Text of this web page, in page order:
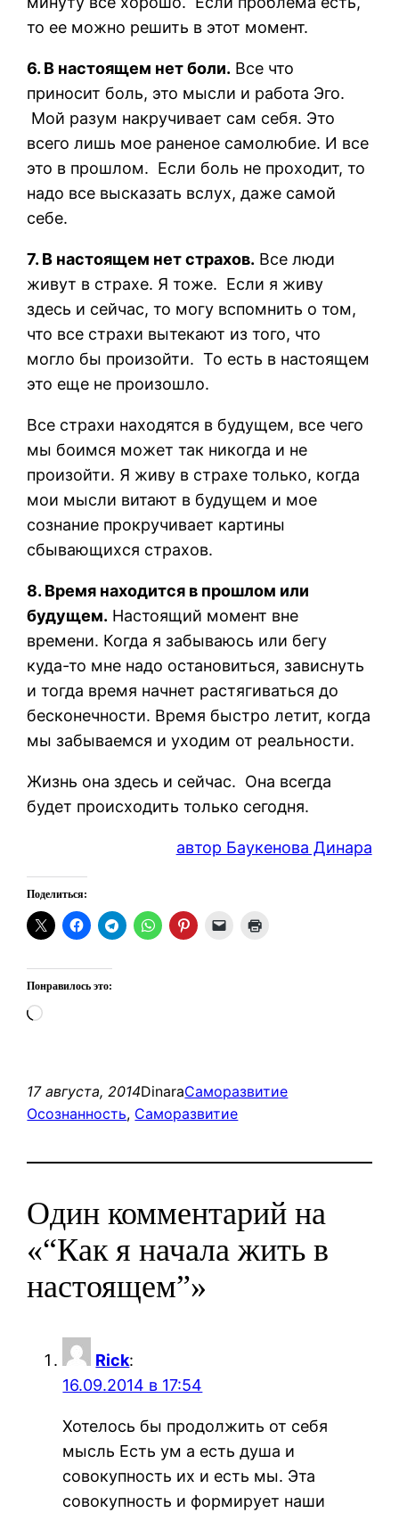
то ее можно решить в этот момент.
6. В настоящем нет боли. Все что
приносит боль, это мысли и работа Эго.
Мой разум накручивает сам себя. Это
всего лишь мое раненое самолюбие. И все
это в прошлом. Если боль не проходит, то
надо все высказать вслух, даже самой
себе.
7. В настоящем нет страхов. Все люди
живут в страхе. Я тоже. Если я живу
здесь и сейчас, то могу вспомнить о том,
что все страхи вытекают из того, что
могло бы произойти. То есть в настоящем
это еще не произошло.
Все страхи находятся в будущем, все чего
мы боимся может так никогда и не
произойти. Я живу в страхе только, когда
мои мысли витают в будущем и мое
сознание прокручивает картины
сбывающихся страхов.
8. Время находится в прошлом или
будущем. Настоящий момент вне
времени. Когда я забываюсь или бегу
куда-то мне надо остановиться, зависнуть
и тогда время начнет растягиваться до
бесконечности. Время быстро летит, когда
мы забываемся и уходим от реальности.
Жизнь она здесь и сейчас. Она всегда
будет происходить только сегодня.
автор Баукенова Динара
Поделиться:
Понравилось это:
Загрузка…
17 августа, 2014DinaraСаморазвитие
Осознанность, Саморазвитие
Один комментарий на
«“Как я начала жить в
настоящем”»
Rick:
16.09.2014 в 17:54
Хотелось бы продолжить от себя
мысль Есть ум а есть душа и
совокупность их и есть мы. Эта
совокупность и формирует наши